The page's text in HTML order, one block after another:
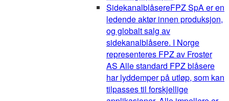
SidekanalblåsereFPZ SpA er en
ledende aktør innen produksjon,
og globalt salg av
sidekanalblåsere. I Norge
representeres FPZ av Froster
AS Alle standard FPZ blåsere
har lyddemper på utløp, som kan
tilpasses til forskjellige